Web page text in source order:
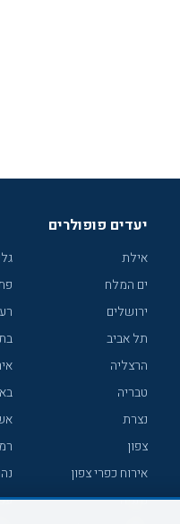
יעדים פופולרים
אילת
ים המלח
ירושלים
תל אביב
הרצליה
טבריה
נצרת
צפון
אירוח כפרי צפון
נתניה